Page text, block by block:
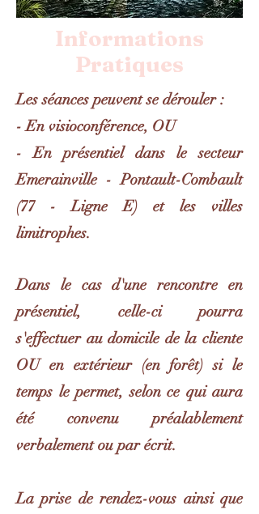
Informations
Pratiques
Les séances peuvent se dérouler :
- En visioconférence, OU
- En présentiel dans le secteur
Emerainville - Pontault-Combault
(77 - Ligne E) et les villes
limitrophes.
Dans le cas d'une rencontre en
présentiel, celle-ci pourra
s'effectuer au domicile de la cliente
OU en extérieur (en forêt) si le
temps le permet, selon ce qui aura
été convenu préalablement
verbalement ou par écrit.
La prise de rendez-vous ainsi que